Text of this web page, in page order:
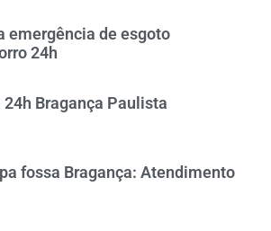
emergência de esgoto
24h
Bragança Paulista
fossa Bragança: Atendimento